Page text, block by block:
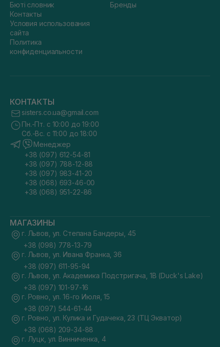
Бюті словник
Контакты
Условия использования
сайта
Политика
конфиденциальности
Бренды
КОНТАКТЫ
sisters.co.ua@gmail.com
Пн.-Пт. с 10:00 до 19:00
Сб.-Вс. с 11:00 до 18:00
Менеджер
+38 (097) 612-54-81
+38 (097) 788-12-88
+38 (097) 983-41-20
+38 (068) 693-46-00
+38 (068) 951-22-86
МАГАЗИНЫ
г. Львов, ул. Степана Бандеры, 45
+38 (098) 778-13-79
г. Львов, ул. Ивана Франка, 36
+38 (097) 611-95-94
г. Львов, ул. Академика Подстригача, 1В (Duck's Lake)
+38 (097) 101-97-16
г. Ровно, ул. 16-го Июля, 15
+38 (097) 544-61-44
г. Ровно, ул. Кулика и Гудачека, 23 (ТЦ Экватор)
+38 (068) 209-34-88
г. Луцк, ул. Винниченка, 4